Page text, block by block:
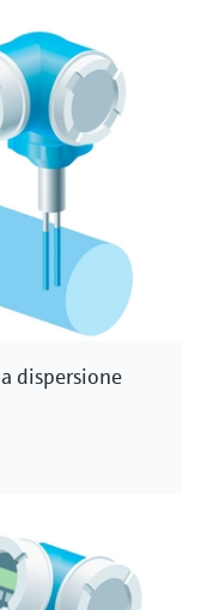
dispersione